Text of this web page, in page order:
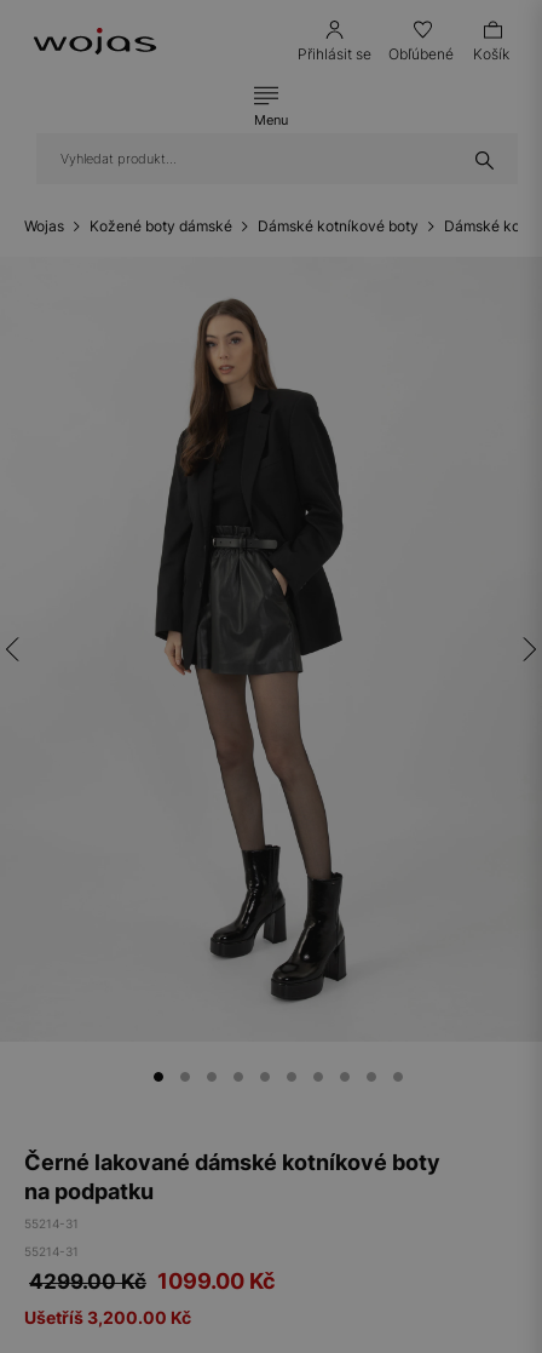
Přihlásit se Obľúbené Košík
Menu
Wojas Kožené boty dámské Dámské kotníkové boty Dámské
Černé lakované dámské kotníkové boty
na podpatku
55214-31
55214-31
4299.00 Kč 1099.00 Kč
Ušetříš 3,200.00 Kč